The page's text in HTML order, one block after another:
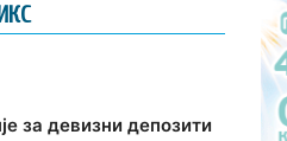
за девизни депозити